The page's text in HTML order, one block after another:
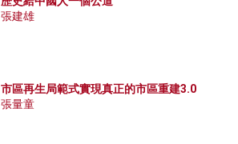
張建雄
市區再生局範式實現真正的市區重建3.0
張量童